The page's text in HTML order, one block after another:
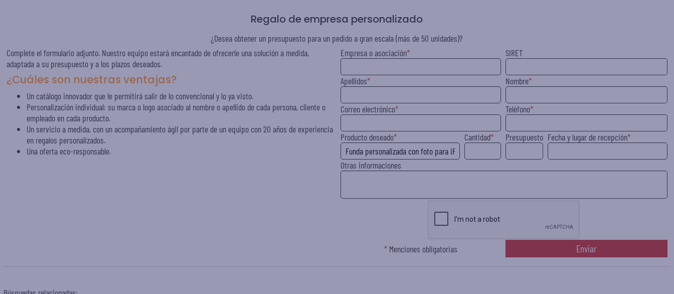
Regalo de empresa personalizado
¿Desea obtener un presupuesto para un pedido a gran escala (más de 50 unidades)?
Complete el formulario adjunto. Nuestro equipo estará encantado de ofrecerle una solución a medida,
adaptada a su presupuesto y a los plazos deseados.
¿Cuáles son nuestras ventajas?
Un catálogo innovador que le permitirá salir de lo convencional y lo ya visto.
Personalización individual: su marca o logo asociado al nombre o apellido de cada persona, cliente o
empleado en cada producto.
Un servicio a medida, con un acompañamiento ágil por parte de un equipo con 20 años de experiencia
en regalos personalizados.
Una oferta eco-responsable.
Empresa o asociación SIRET
Apellidos Nombre
Correo electrónico Teléfono
Producto deseado Cantidad Presupuesto Fecha y lugar de recepción
Otras informaciones
* Menciones obligatorias Enviar